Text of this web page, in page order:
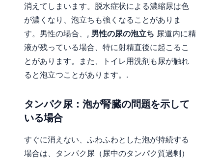
消えてしまいます。脱水症状による濃縮尿は色
が濃くなり、泡立ちも強くなることがありま
す。男性の場合、, 男性の尿の泡立ち 尿道内に精
液が残っている場合、特に射精直後に起こるこ
とがあります。また、トイレ用洗剤も尿が触れ
ると泡立つことがあります。.
タンパク尿：泡が腎臓の問題を示して
いる場合
すぐに消えない、ふわふわとした泡が持続する
場合は、タンパク尿（尿中のタンパク質過剰）
Shqip
বাংলা
اردو
मराठी
தமிழ்
ગુજરાતી
ಕನ್ನಡ
മലയാളം
Bahasa Melayu